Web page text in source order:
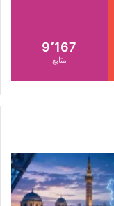
9٬167
متابع